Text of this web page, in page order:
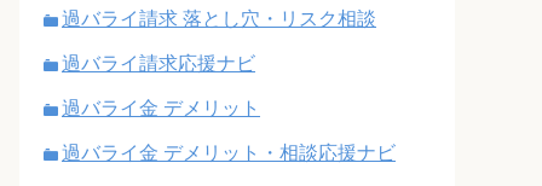
過バライ請求 落とし穴・リスク相談
過バライ請求応援ナビ
過バライ金 デメリット
過バライ金 デメリット・相談応援ナビ